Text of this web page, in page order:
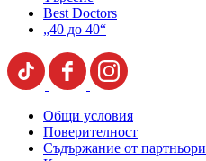
Best Doctors
„40 до 40“
Общи условия
Поверителност
Съдържание от партньори